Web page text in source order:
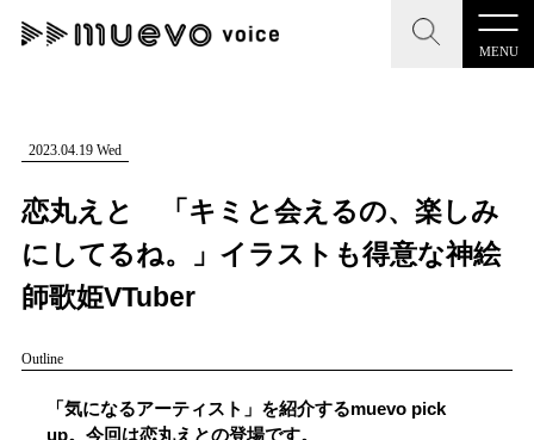
MENU
CLOSE
記事を検索する
#男性シンガー #HR/HM #女性シンガー
CLOSE
"読者の声を形にする”音楽特化メディア
MENU
記事一覧
プレスリリース一覧
2023.04.19 Wed
恋丸えと 「キミと会えるの、楽しみ
にしてるね。」イラストも得意な神絵
師歌姫VTuber
Outline
「気になるアーティスト」を紹介するmuevo pick
up。今回は恋丸えとの登場です。